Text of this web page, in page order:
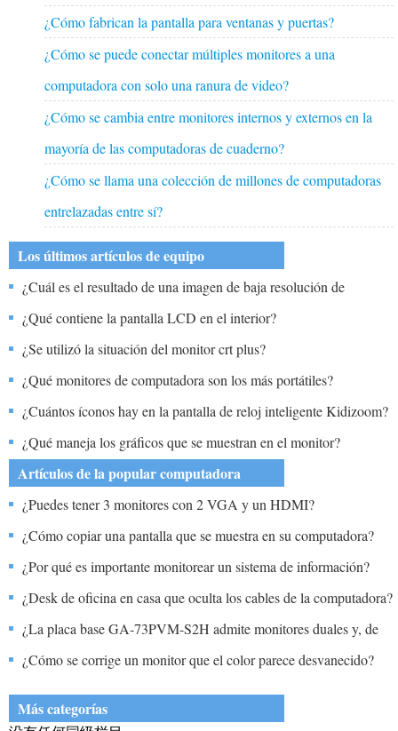
¿Cómo fabrican la pantalla para ventanas y puertas?
¿Cómo se puede conectar múltiples monitores a una
computadora con solo una ranura de video?
¿Cómo se cambia entre monitores internos y externos en la
mayoría de las computadoras de cuaderno?
¿Cómo se llama una colección de millones de computadoras
entrelazadas entre sí?
Los últimos artículos de equipo
¿Cuál es el resultado de una imagen de baja resolución de
impresión que se ve muy bien en el monitor?
¿Qué contiene la pantalla LCD en el interior?
¿Se utilizó la situación del monitor crt plus?
¿Qué monitores de computadora son los más portátiles?
¿Cuántos íconos hay en la pantalla de reloj inteligente Kidizoom?
¿Qué maneja los gráficos que se muestran en el monitor?
Artículos de la popular computadora
¿Puedes tener 3 monitores con 2 VGA y un HDMI?
¿Cómo copiar una pantalla que se muestra en su computadora?
¿Por qué es importante monitorear un sistema de información?
¿Desk de oficina en casa que oculta los cables de la computadora?
¿La placa base GA-73PVM-S2H admite monitores duales y, de
ser así, cómo hace que funcione?
¿Cómo se corrige un monitor que el color parece desvanecido?
Más categorías